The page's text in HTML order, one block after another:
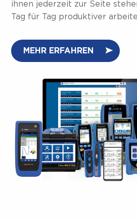
ihnen jederzeit zur Seite
Tag für Tag produktiver
MEHR ERFAHREN